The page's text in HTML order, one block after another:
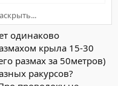
2-3 реактвные вставки
ничем от Ф35
светится как ф16.
(НЕБО XXXL)
движения тоже. Может
одинаково
крыла 15-30
размах за 50метров)
ракурсов?